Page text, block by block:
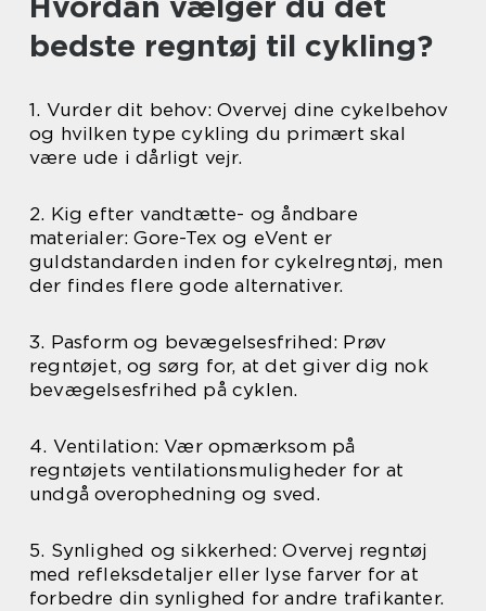
bedste regntøj til cykling?
1. Vurder dit behov: Overvej dine cykelbehov
og hvilken type cykling du primært skal
være ude i dårligt vejr.
2. Kig efter vandtætte- og åndbare
materialer: Gore-Tex og eVent er
guldstandarden inden for cykelregntøj, men
der findes flere gode alternativer.
3. Pasform og bevægelsesfrihed: Prøv
regntøjet, og sørg for, at det giver dig nok
bevægelsesfrihed på cyklen.
4. Ventilation: Vær opmærksom på
regntøjets ventilationsmuligheder for at
undgå overophedning og sved.
5. Synlighed og sikkerhed: Overvej regntøj
med refleksdetaljer eller lyse farver for at
forbedre din synlighed for andre trafikanter.